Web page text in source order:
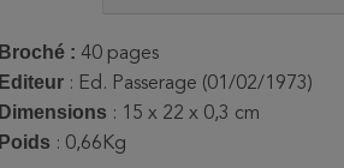
Broché : 40 pages
Editeur : Ed. Passerage (01/02/1973)
Dimensions : 15 x 22 x 0,3 cm
Poids : 0,66Kg